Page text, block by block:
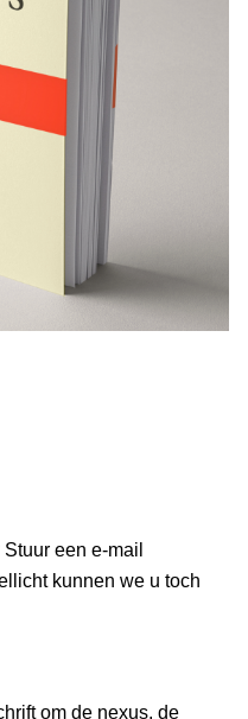
een e-mail
kunnen we u toch
om de nexus, de